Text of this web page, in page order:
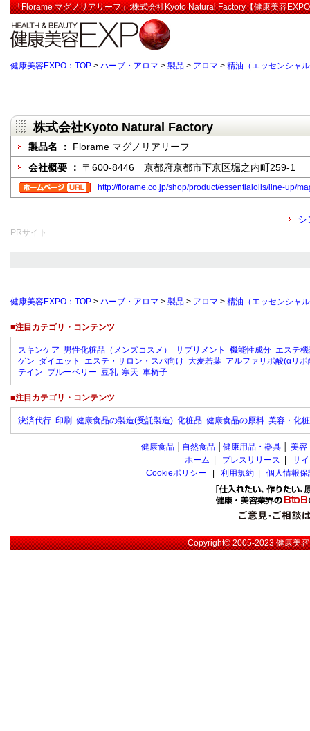
「Florame マグノリアリーフ」:株式会社Kyoto Natural Factory【健康美容
健康美容EXPO：TOP > ハーブ・アロマ > 製品 > アロマ > 精油（エッセンシャ
株式会社Kyoto Natural Factory
製品名 ： Florame マグノリアリーフ
会社概要 ： 〒600-8446 京都府京都市下京区堀之内町259-1
http://florame.co.jp/shop/product/essentialoils/line-up/
シ
PRサイト
健康美容EXPO：TOP > ハーブ・アロマ > 製品 > アロマ > 精油（エッセンシャ
■注目カテゴリ・コンテンツ
スキンケア 男性化粧品（メンズコスメ） サプリメント 機能性成分 エステ
ゲン ダイエット エステ・サロン・スパ向け 大麦若葉 アルファリポ酸(αリポ
テイン ブルーベリー 豆乳 寒天 車椅子
■注目カテゴリ・コンテンツ
決済代行 印刷 健康食品の製造(受託製造) 化粧品 健康食品の原料 美容・化
健康食品 自然食品 健康用品・器具 美容
ホーム
プレスリリース
サ
Cookieポリシー
利用規約 個人情報
Copyright© 2005-2023健康美